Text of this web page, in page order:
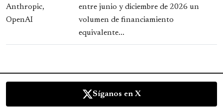
entre junio y diciembre de 2026 un
volumen de financiamiento
equivalente...
Síganos en X